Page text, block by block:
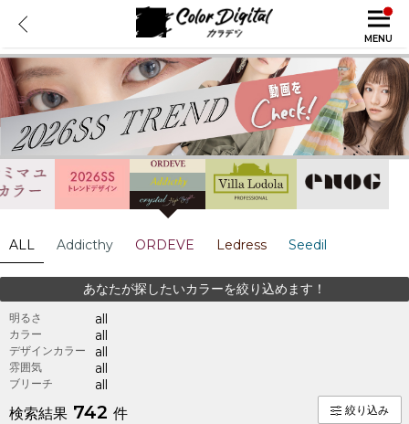
MENU
ALL Addicthy ORDEVE Ledress Seedil
あなたが探したいカラーを絞り込めます！
明るさ all
カラー all
デザインカラー all
雰囲気 all
ブリーチ all
検索結果 742 件 絞り込み